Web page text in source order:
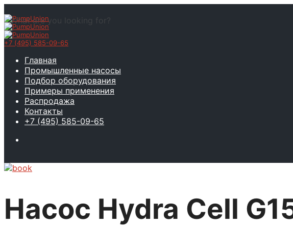
+7 (495) 585-09-65
Главная
Промышленные насосы
Подбор оборудования
Примеры применения
Распродажа
Контакты
+7 (495) 585-09-65
Насос Hydra Cell
What are you looking for?